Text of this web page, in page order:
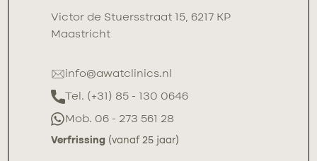
Victor de Stuersstraat 15, 6217 KP
Maastricht
info@awatclinics.nl
Tel. (+31) 85 - 130 0646
Mob. 06 - 273 561 28
Verfrissing (vanaf 25 jaar)